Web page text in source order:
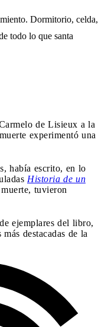
Dormitorio, celda,
todo lo que santa
de Lisieux a la
experimentó una
había escrito, en lo
Historia de un
tuvieron
ejemplares del libro,
destacadas de la